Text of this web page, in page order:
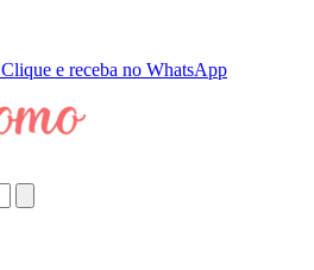
Clique e receba no WhatsApp